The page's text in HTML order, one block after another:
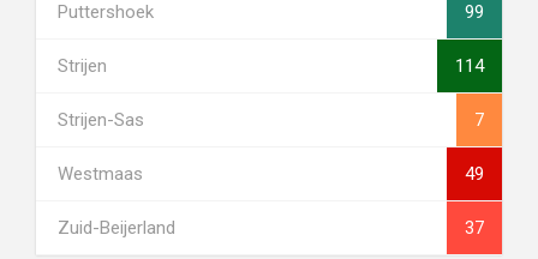
Puttershoek 99
Strijen 114
Strijen-Sas 7
Westmaas 49
Zuid-Beijerland 37